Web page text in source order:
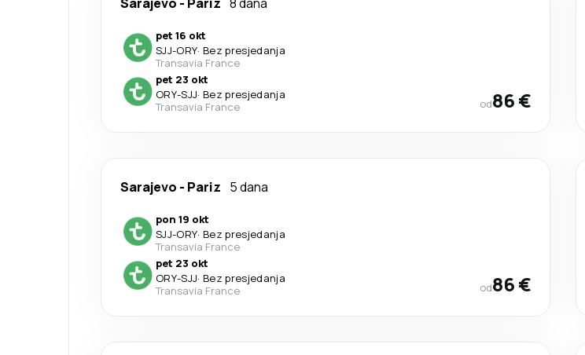
pet 16 okt
SJJ-ORY· Bez presjedanja
Transavia France
pet 23 okt
ORY-SJJ· Bez presjedanja
Transavia France
od86 €
Sarajevo - Pariz 5 dana
pon 19 okt
SJJ-ORY· Bez presjedanja
Transavia France
pet 23 okt
ORY-SJJ· Bez presjedanja
Transavia France
od86 €